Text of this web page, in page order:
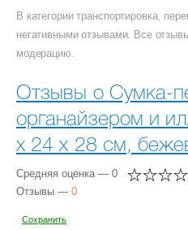
В категории транспортировка,
негативными отзывами. Все
модерацию.
Отзывы о Сумка-
органайзером и
х 24 х 28 см,
Средняя оценка — 0
Отзывы — 0
Сохранить